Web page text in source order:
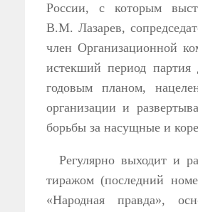
России, с которым
В.М. Лазарев,
член Организационной
истекший период партия
годовым планом,
организации и
борьбы за насущные и
Регулярно выходит и
тиражом (последний
«Народная правда»,